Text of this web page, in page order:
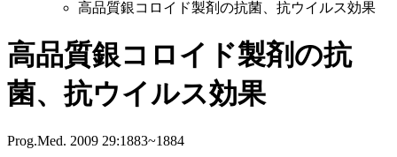
高品質銀コロイド製剤の抗菌、抗ウイルス効果
高品質銀コロイド製剤の抗
菌、抗ウイルス効果
Prog.Med. 2009 29:1883~1884